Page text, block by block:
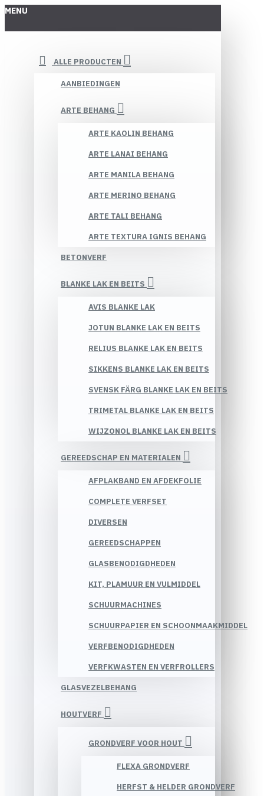
MENU
ALLE PRODUCTEN
AANBIEDINGEN
ARTE BEHANG
ARTE KAOLIN BEHANG
ARTE LANAI BEHANG
ARTE MANILA BEHANG
ARTE MERINO BEHANG
ARTE TALI BEHANG
ARTE TEXTURA IGNIS BEHANG
BETONVERF
BLANKE LAK EN BEITS
AVIS BLANKE LAK
JOTUN BLANKE LAK EN BEITS
RELIUS BLANKE LAK EN BEITS
SIKKENS BLANKE LAK EN BEITS
SVENSK FÄRG BLANKE LAK EN BEITS
TRIMETAL BLANKE LAK EN BEITS
WIJZONOL BLANKE LAK EN BEITS
GEREEDSCHAP EN MATERIALEN
AFPLAKBAND EN AFDEKFOLIE
COMPLETE VERFSET
DIVERSEN
GEREEDSCHAPPEN
GLASBENODIGDHEDEN
KIT, PLAMUUR EN VULMIDDEL
SCHUURMACHINES
SCHUURPAPIER EN SCHOONMAAKMIDDEL
VERFBENODIGDHEDEN
VERFKWASTEN EN VERFROLLERS
GLASVEZELBEHANG
HOUTVERF
GRONDVERF VOOR HOUT
FLEXA GRONDVERF
HERFST & HELDER GRONDVERF